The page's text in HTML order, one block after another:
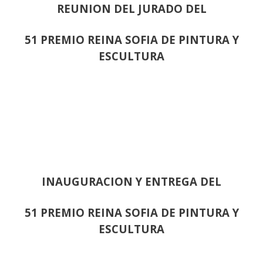
REUNION DEL JURADO DEL
51 PREMIO REINA SOFIA DE PINTURA Y
ESCULTURA
INAUGURACION Y ENTREGA DEL
51 PREMIO REINA SOFIA DE PINTURA Y
ESCULTURA